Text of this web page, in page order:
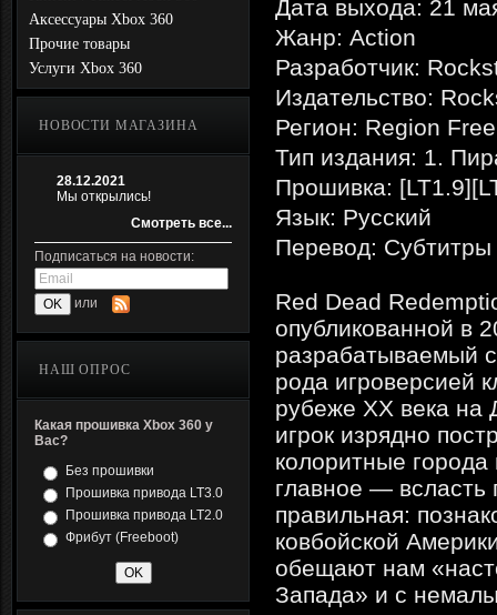
Аксессуары Xbox 360
Прочие товары
Услуги Xbox 360
НОВОСТИ МАГАЗИНА
28.12.2021
Мы открылись!
Смотреть все...
Подписаться на новости:
или
НАШ ОПРОС
Какая прошивка Xbox 360 у
Вас?
Без прошивки
Прошивка привода LT3.0
Прошивка привода LT2.0
Фрибут (Freeboot)
Дата выхода: 21
Жанр: Action
Разработчик:
Издательство:
Регион: Region Free
Тип издания: 1.
Прошивка:
Язык: Русский
Перевод: Субтитры
Red Dead
опубликованной в
разрабатываемый
рода игроверсией
рубеже XX века на
игрок изрядно
колоритные
главное — всласть
правильная:
ковбойской
обещают нам
Запада» и с